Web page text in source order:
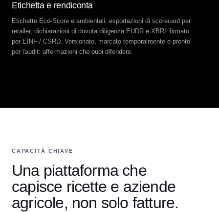
Etichetta e rendiconta
Etichette Eco-Score e ambientali, esportazioni di scorecard per
retailer, dichiarazioni di dovuta diligenza EUDR e XBRL firmato
per EINF / CSRD. Versionato, marcato temporalmente e pronto
per l'audit: affermazioni che puoi difendere.
CAPACITÀ CHIAVE
Una piattaforma che
capisce ricette e aziende
agricole, non solo fatture.